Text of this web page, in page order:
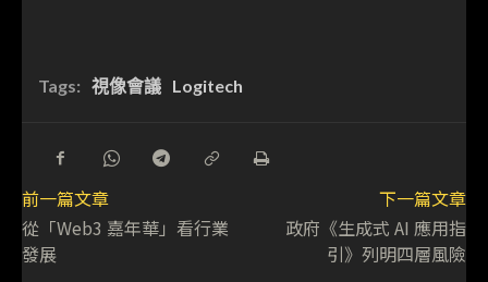
Tags: 視像會議 Logitech
前一篇文章
從「Web3 嘉年華」看行業
發展
下一篇文章
政府《生成式 AI 應用指
引》列明四層風險